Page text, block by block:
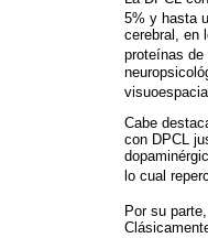
5% y hasta
cerebral, en
proteínas de
Cabe
con DPCL
lo cual
Por su